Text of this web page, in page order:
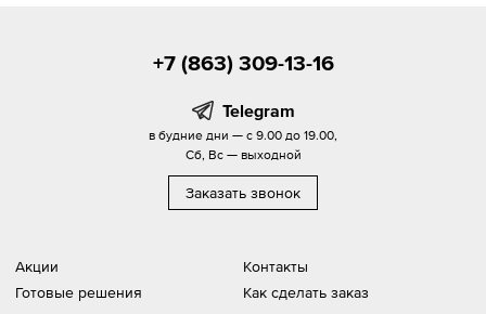
Акции
Готовые решения
Контакты
Как сделать заказ
+7 (863) 309-13-16
Telegram
в будние дни — с 9.00 до 19.00,
Сб, Вс — выходной
Заказать звонок